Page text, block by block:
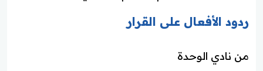
ردود الأفعال على القرار
من نادي الوحدة